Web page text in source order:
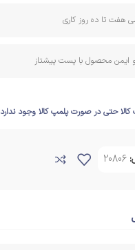
هفت تا ده روز کاری
ایمن محصول با پست پیشتاز
حتی در صورت پلمپ کالا وجود ندارد
20806